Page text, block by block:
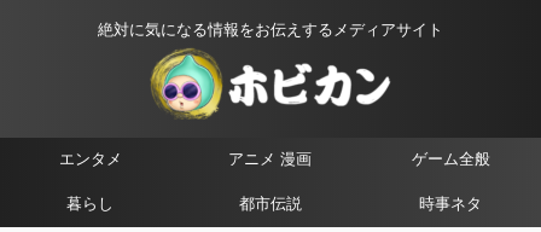
絶対に気になる情報をお伝えするメディアサイト
エンタメ アニメ 漫画 ゲーム全般
暮らし 都市伝説 時事ネタ